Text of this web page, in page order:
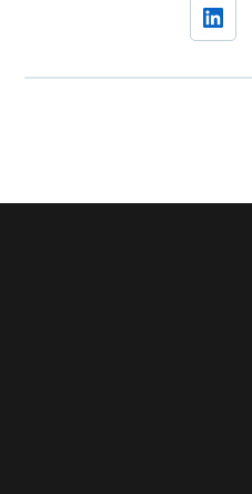
LEORON
الطابق الثالث والعشرون، مبنى
Urmston,
Str. 20, No 82,
Baizakov street,
The Office 1991, Building No.